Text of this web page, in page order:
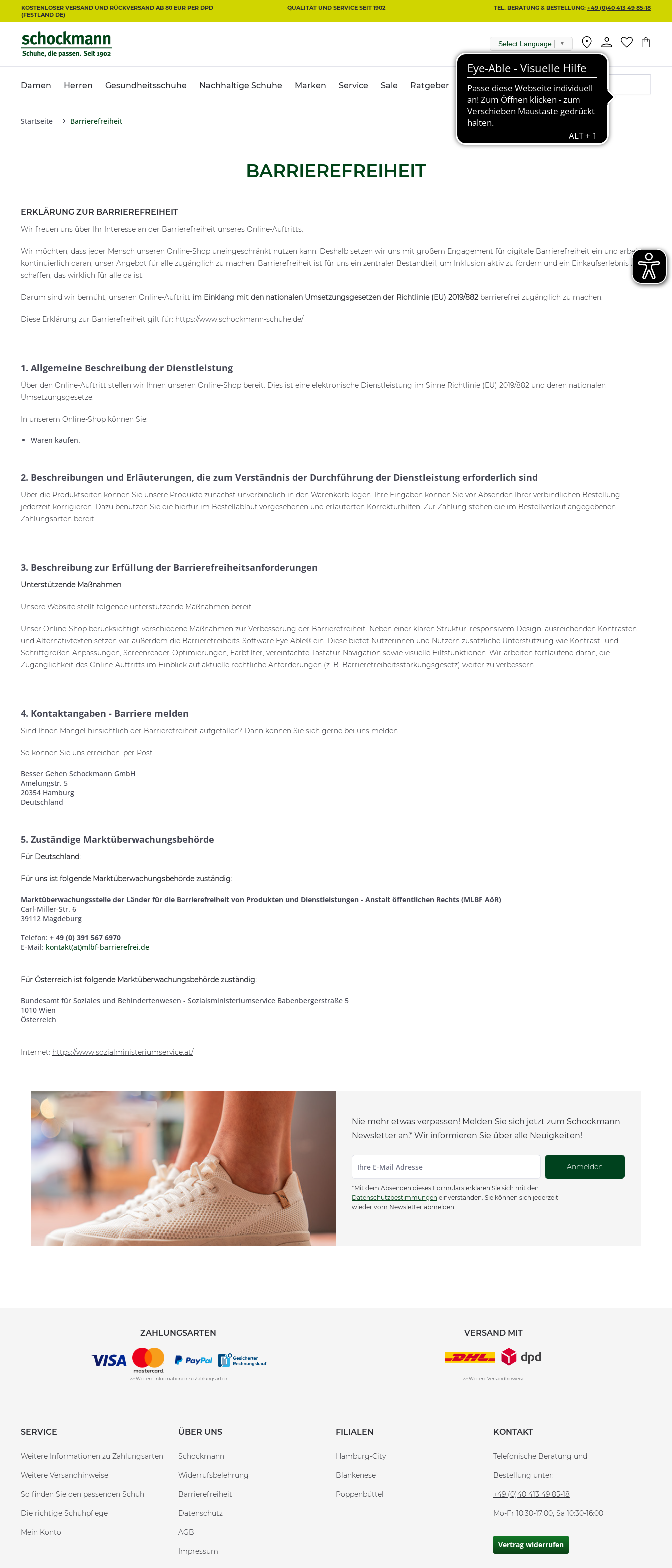
KOSTENLOSER VERSAND UND RÜCKVERSAND AB 80 EUR PER DPD
(FESTLAND DE)
QUALITÄT UND SERVICE SEIT 1902 TEL. BERATUNG & BESTELLUNG: +49 (0)40 413 49 85-18
Select Language ▼
Damen Herren Gesundheitsschuhe Nachhaltige Schuhe Marken Service Sale Ratgeber
Startseite Barrierefreiheit
BARRIEREFREIHEIT
ERKLÄRUNG ZUR BARRIEREFREIHEIT
Wir freuen uns über Ihr Interesse an der Barrierefreiheit unseres Online-Auftritts.
Wir möchten, dass jeder Mensch unseren Online-Shop uneingeschränkt nutzen kann. Deshalb setzen wir uns mit großem Engagement für digitale Barrierefreiheit ein und arbeiten
kontinuierlich daran, unser Angebot für alle zugänglich zu machen. Barrierefreiheit ist für uns ein zentraler Bestandteil, um Inklusion aktiv zu fördern und ein Einkaufserlebnis zu
schaffen, das wirklich für alle da ist.
Darum sind wir bemüht, unseren Online-Auftritt im Einklang mit den nationalen Umsetzungsgesetzen der Richtlinie (EU) 2019/882 barrierefrei zugänglich zu machen.
Diese Erklärung zur Barrierefreiheit gilt für: https://www.schockmann-schuhe.de/
1. Allgemeine Beschreibung der Dienstleistung
Über den Online-Auftritt stellen wir Ihnen unseren Online-Shop bereit. Dies ist eine elektronische Dienstleistung im Sinne Richtlinie (EU) 2019/882 und deren nationalen
Umsetzungsgesetze.
In unserem Online-Shop können Sie:
Waren kaufen.
2. Beschreibungen und Erläuterungen, die zum Verständnis der Durchführung der Dienstleistung erforderlich sind
Über die Produktseiten können Sie unsere Produkte zunächst unverbindlich in den Warenkorb legen. Ihre Eingaben können Sie vor Absenden Ihrer verbindlichen Bestellung
jederzeit korrigieren. Dazu benutzen Sie die hierfür im Bestellablauf vorgesehenen und erläuterten Korrekturhilfen. Zur Zahlung stehen die im Bestellverlauf angegebenen
Zahlungsarten bereit.
3. Beschreibung zur Erfüllung der Barrierefreiheitsanforderungen
Unterstützende Maßnahmen
Unsere Website stellt folgende unterstützende Maßnahmen bereit:
Unser Online-Shop berücksichtigt verschiedene Maßnahmen zur Verbesserung der Barrierefreiheit. Neben einer klaren Struktur, responsivem Design, ausreichenden Kontrasten
und Alternativtexten setzen wir außerdem die Barrierefreiheits-Software Eye-Able® ein. Diese bietet Nutzerinnen und Nutzern zusätzliche Unterstützung wie Kontrast- und
Schriftgrößen-Anpassungen, Screenreader-Optimierungen, Farbfilter, vereinfachte Tastatur-Navigation sowie visuelle Hilfsfunktionen. Wir arbeiten fortlaufend daran, die
Zugänglichkeit des Online-Auftritts im Hinblick auf aktuelle rechtliche Anforderungen (z. B. Barrierefreiheitsstärkungsgesetz) weiter zu verbessern.
4. Kontaktangaben - Barriere melden
Sind Ihnen Mängel hinsichtlich der Barrierefreiheit aufgefallen? Dann können Sie sich gerne bei uns melden.
So können Sie uns erreichen: per Post
Besser Gehen Schockmann GmbH
Amelungstr. 5
20354 Hamburg
Deutschland
5. Zuständige Marktüberwachungsbehörde
Für Deutschland:
Für uns ist folgende Marktüberwachungsbehörde zuständig:
Marktüberwachungsstelle der Länder für die Barrierefreiheit von Produkten und Dienstleistungen - Anstalt öffentlichen Rechts (MLBF AöR)
Carl-Miller-Str. 6
39112 Magdeburg
Telefon: + 49 (0) 391 567 6970
E-Mail: kontakt(at)mlbf-barrierefrei.de
Für Österreich ist folgende Marktüberwachungsbehörde zuständig:
Bundesamt für Soziales und Behindertenwesen - Sozialsministeriumservice Babenbergerstraße 5
1010 Wien
Österreich
Internet: https://www.sozialministeriumservice.at/
Nie mehr etwas verpassen! Melden Sie sich jetzt zum Schockmann
Newsletter an.* Wir informieren Sie über alle Neuigkeiten!
Anmelden
*Mit dem Absenden dieses Formulars erklären Sie sich mit den
Datenschutzbestimmungen einverstanden. Sie können sich jederzeit
wieder vom Newsletter abmelden.
ZAHLUNGSARTEN
>> Weitere Informationen zu Zahlungsarten
VERSAND MIT
>> Weitere Versandhinweise
SERVICE
Weitere Informationen zu Zahlungsarten
Weitere Versandhinweise
So finden Sie den passenden Schuh
Die richtige Schuhpflege
Mein Konto
ÜBER UNS
Schockmann
Widerrufsbelehrung
Barrierefreiheit
Datenschutz
AGB
Impressum
FILIALEN
Blankenese
Hamburg-City
Poppenbüttel
KONTAKT
Telefonische Beratung und
Bestellung unter:
+49 (0)40 413 49 85-18
Mo-Fr 10:30-17:00, Sa 10:30-16:00
Vertrag widerrufen